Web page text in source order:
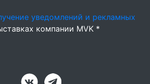
уведомлений и рекламных
компании MVK *